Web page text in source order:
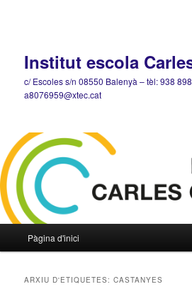
Institut escola
c/ Escoles s/n 08550 Balenyà – tèl: 938
a8076959@xtec.cat
principal
Aneu
Aneu
Pàgina d'inici
ARXIU D'ETIQUETES:CASTANYES